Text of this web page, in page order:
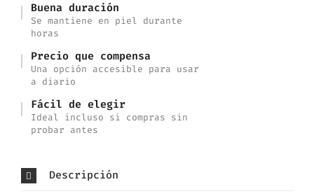
Buena duración
Se mantiene en piel durante
horas
Precio que compensa
Una opción accesible para usar
a diario
Fácil de elegir
Ideal incluso si compras sin
probar antes
Descripción